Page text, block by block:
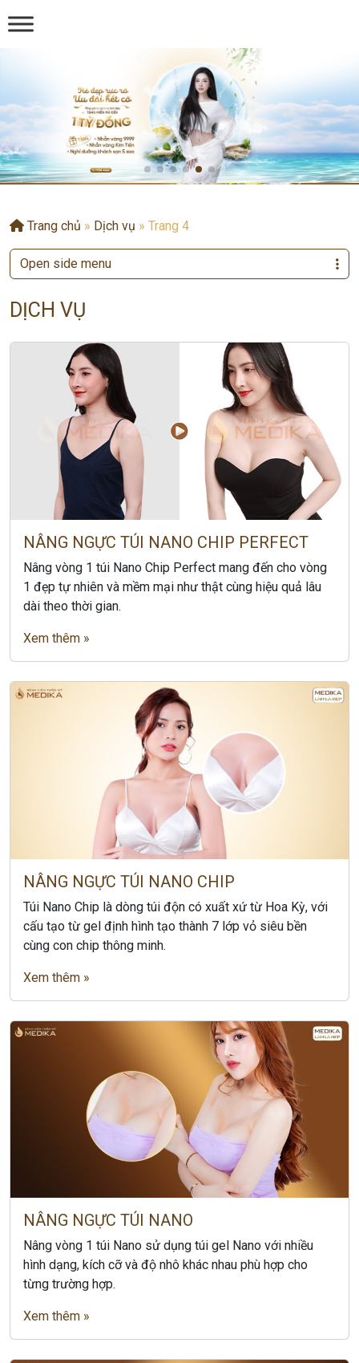
Trang chủ » Dịch vụ » Trang 4
DỊCH VỤ
NÂNG NGỰC TÚI NANO CHIP PERFECT
Nâng vòng 1 túi Nano Chip Perfect mang đến cho vòng
1 đẹp tự nhiên và mềm mại như thật cùng hiệu quả lâu
dài theo thời gian.
Xem thêm »
NÂNG NGỰC TÚI NANO CHIP
Túi Nano Chip là dòng túi độn có xuất xứ từ Hoa Kỳ, với
cấu tạo từ gel định hình tạo thành 7 lớp vỏ siêu bền
cùng con chip thông minh.
Xem thêm »
NÂNG NGỰC TÚI NANO
Nâng vòng 1 túi Nano sử dụng túi gel Nano với nhiều
hình dạng, kích cỡ và độ nhô khác nhau phù hợp cho
từng trường hợp.
Xem thêm »
Open side menu